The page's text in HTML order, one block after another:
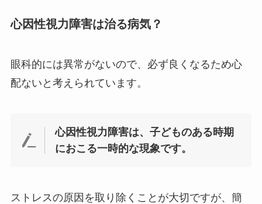
心因性視力障害は治る病気？
眼科的には異常がないので、必ず良くなるため心
配ないと考えられています。
心因性視力障害は、子どものある時期
におこる一時的な現象です。
ストレスの原因を取り除くことが大切ですが、簡